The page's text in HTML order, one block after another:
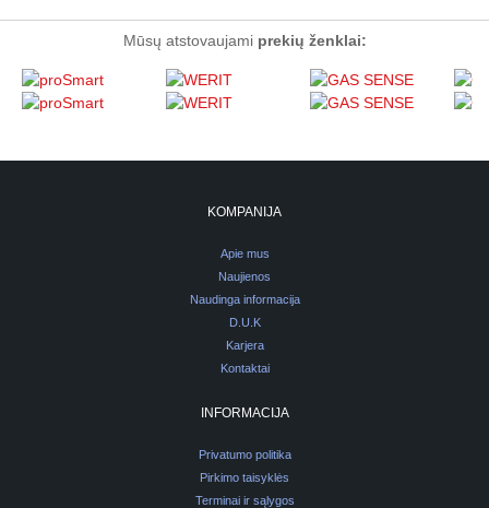
Mūsų atstovaujami prekių ženklai:
KOMPANIJA
Apie mus
Naujienos
Naudinga informacija
D.U.K
Karjera
Kontaktai
INFORMACIJA
Privatumo politika
Pirkimo taisyklės
Terminai ir sąlygos